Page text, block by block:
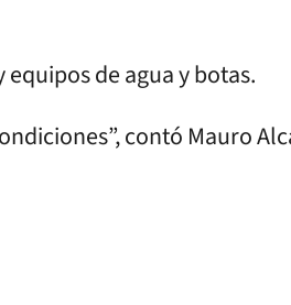
de agua y botas.
contó Mauro